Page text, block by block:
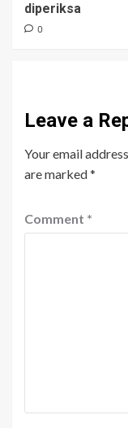
diperiksa
0
Leave a
Your email
are marked*
Comment *